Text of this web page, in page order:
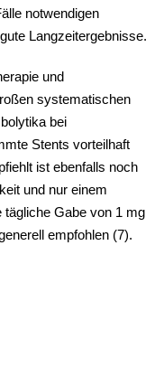
notwendigen
Langzeitergebnisse.
und
systematischen
bei
Stents vorteilhaft
ist ebenfalls noch
und nur einem
tägliche Gabe von 1 mg
empfohlen (7).